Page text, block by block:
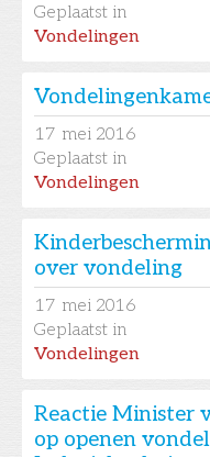
Geplaatst in
Vondelingen
17 mei 2016
Geplaatst in
Vondelingen
over vondeling
17 mei 2016
Geplaatst in
Vondelingen
Reactie Minister
op openen